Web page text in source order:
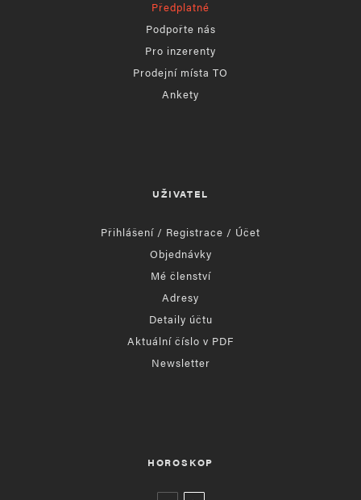
Předplatné
Podpořte nás
Pro inzerenty
Prodejní místa TO
Ankety
UŽIVATEL
Přihlášení / Registrace / Účet
Objednávky
Mé členství
Adresy
Detaily účtu
Aktuální číslo v PDF
Newsletter
HOROSKOP